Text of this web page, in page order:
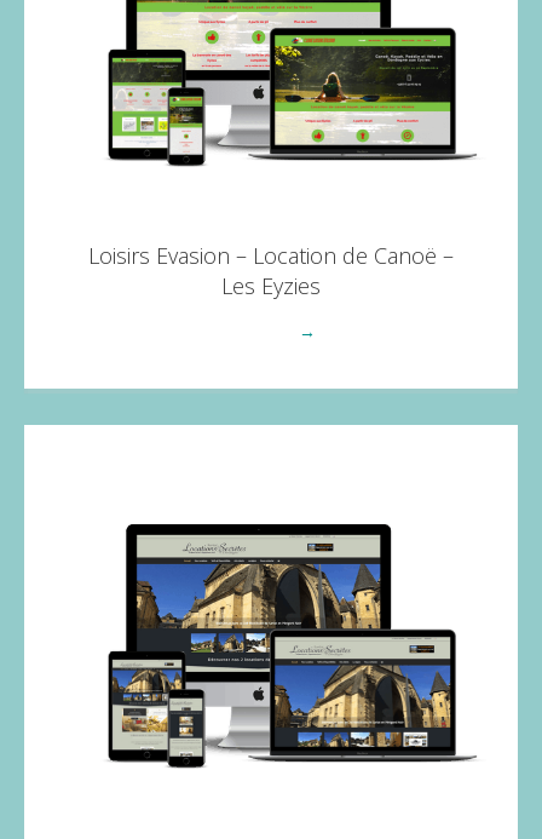
Loisirs Evasion – Location de Canoë –
Les Eyzies
→